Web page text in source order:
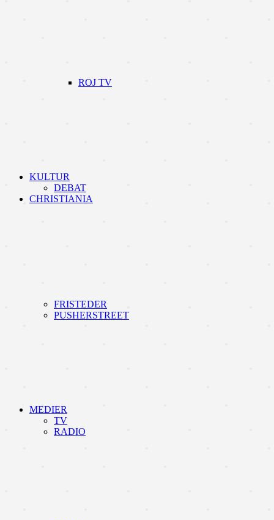
ROJ TV
KULTUR
DEBAT
CHRISTIANIA
FRISTEDER
PUSHERSTREET
MEDIER
TV
RADIO